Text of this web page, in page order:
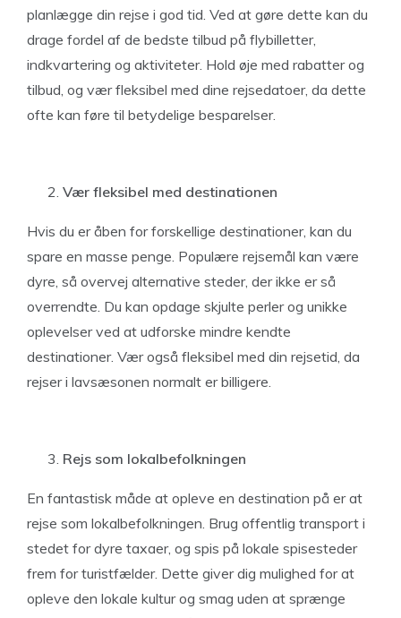
planlægge din rejse i god tid. Ved at gøre dette kan du
drage fordel af de bedste tilbud på flybilletter,
indkvartering og aktiviteter. Hold øje med rabatter og
tilbud, og vær fleksibel med dine rejsedatoer, da dette
ofte kan føre til betydelige besparelser.
Vær fleksibel med destinationen
Hvis du er åben for forskellige destinationer, kan du
spare en masse penge. Populære rejsemål kan være
dyre, så overvej alternative steder, der ikke er så
overrendte. Du kan opdage skjulte perler og unikke
oplevelser ved at udforske mindre kendte
destinationer. Vær også fleksibel med din rejsetid, da
rejser i lavsæsonen normalt er billigere.
Rejs som lokalbefolkningen
En fantastisk måde at opleve en destination på er at
rejse som lokalbefolkningen. Brug offentlig transport i
stedet for dyre taxaer, og spis på lokale spisesteder
frem for turistfælder. Dette giver dig mulighed for at
opleve den lokale kultur og smag uden at sprænge